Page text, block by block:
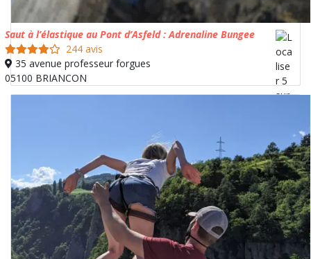
Saut à l’élastique au Pont d’Asfeld : Adrenaline Bungee
244 avis
35 avenue professeur forgues
05100 BRIANCON